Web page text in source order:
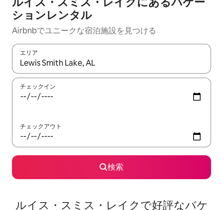
ションレンタル
Airbnbでユニークな宿泊施設を見つける
エリア
検索結果が表示されたら、上下の矢印キーを使って移動するか
チェックイン
チェックアウト
検索
ルイス・スミス・レイクで好評なバケ